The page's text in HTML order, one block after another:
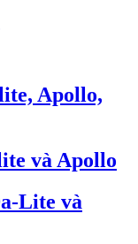
Apollo,
và Apollo
Lite và